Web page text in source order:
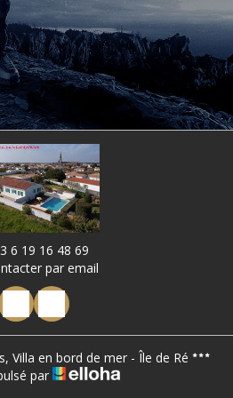
6 19 16 48 69
par email
Villa en bord de mer - Île de Ré
par